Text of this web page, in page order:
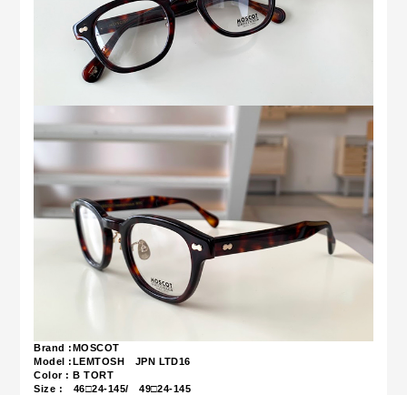
Brand :MOSCOT
Model :LEMTOSH JPN LTD16
Color : B TORT
Size : 46□24-145/ 49□24-145